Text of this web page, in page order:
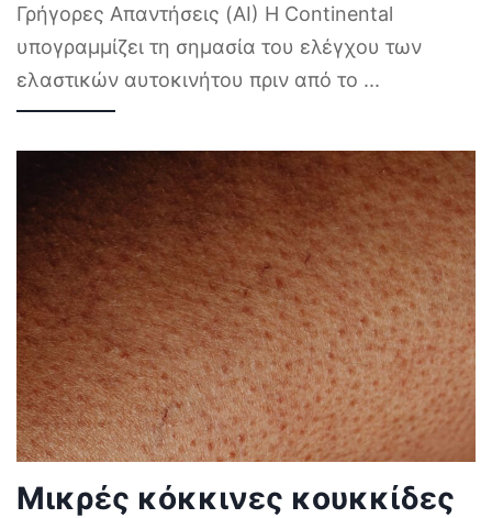
Γρήγορες Απαντήσεις (AI) Η Continental
υπογραμμίζει τη σημασία του ελέγχου των
ελαστικών αυτοκινήτου πριν από το ...
Μικρές κόκκινες κουκκίδες